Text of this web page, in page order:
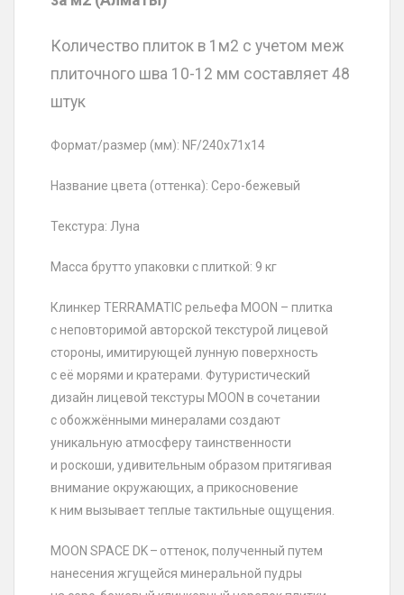
Количество плиток в 1м2 с учетом меж
плиточного шва 10-12 мм составляет 48
штук
Формат/размер (мм): NF/240х71х14
Название цвета (оттенка): Серо-бежевый
Текстура: Луна
Масса брутто упаковки с плиткой: 9 кг
Клинкер TERRAMATIC рельефа MOON – плитка
с неповторимой авторской текстурой лицевой
стороны, имитирующей лунную поверхность
с её морями и кратерами. Футуристический
дизайн лицевой текстуры MOON в сочетании
с обожжёнными минералами создают
уникальную атмосферу таинственности
и роскоши, удивительным образом притягивая
внимание окружающих, а прикосновение
к ним вызывает теплые тактильные ощущения.
MOON SPACE DK – оттенок, полученный путем
нанесения жгущейся минеральной пудры